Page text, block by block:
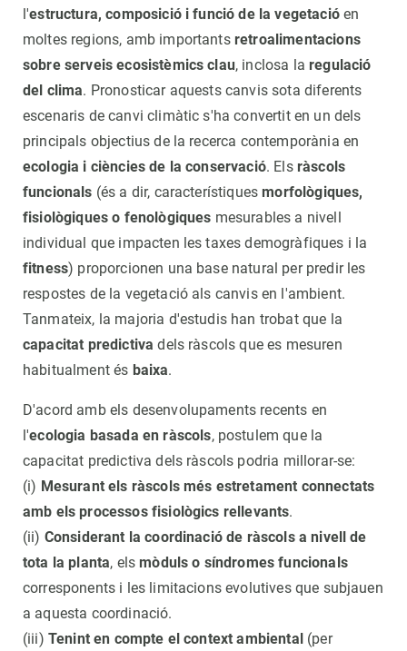
l'estructura, composició i funció de la vegetacióen
moltes regions, amb importants retroalimentacions
sobre serveis ecosistèmics clau, inclosa laregulació
del clima. Pronosticar aquests canvis sota diferents
escenaris de canvi climàtic s'ha convertit en un dels
principals objectius de la recerca contemporània en
ecologia i ciències de la conservació. Els ràscols
funcionals (és a dir, característiquesmorfològiques,
fisiològiques o fenològiques mesurables a nivell
individual que impacten les taxes demogràfiques i la
fitness) proporcionen una base natural per predir les
respostes de la vegetació als canvis en l'ambient.
Tanmateix, la majoria d'estudis han trobat que la
capacitat predictiva dels ràscols que es mesuren
habitualment és baixa.
D'acord amb els desenvolupaments recents en
l'ecologia basada en ràscols, postulem que la
capacitat predictiva dels ràscols podria millorar-se:
(i) Mesurant els ràscols més estretament connectats
amb els processos fisiològics rellevants.
(ii) Considerant la coordinació de ràscols a nivell de
tota la planta, elsmòduls o síndromes funcionals
corresponents i les limitacions evolutives que subjauen
a aquesta coordinació.
(iii) Tenint en compte el context ambiental (per